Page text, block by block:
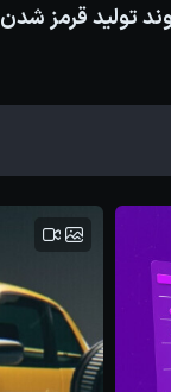
تولید قرمز شدن